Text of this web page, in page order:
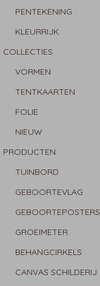
PENTEKENING
KLEURRIJK
COLLECTIES
VORMEN
TENTKAARTEN
FOLIE
NIEUW
PRODUCTEN
TUINBORD
GEBOORTEVLAG
GEBOORTEPOSTERS
GROEIMETER
BEHANGCIRKELS
CANVAS SCHILDERIJ